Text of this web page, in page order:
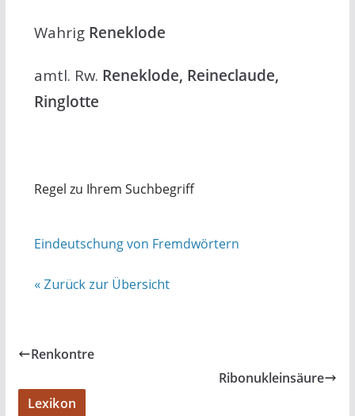
Wahrig Reneklode
amtl. Rw. Reneklode, Reineclaude,
Ringlotte
Regel zu Ihrem Suchbegriff
Eindeutschung von Fremdwörtern
« Zurück zur Übersicht
Renkontre
Ribonukleinsäure
Lexikon